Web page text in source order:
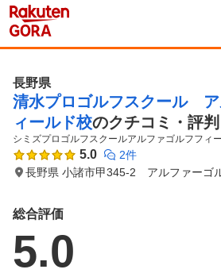
長野県
清水プロゴルフスクール ア
ィールド校のクチコミ・評
シミズプロゴルフスクールアルファゴルフフィ
5.0
2件
長野県 小諸市甲345-2 アルファーゴ
総合評価
5.0